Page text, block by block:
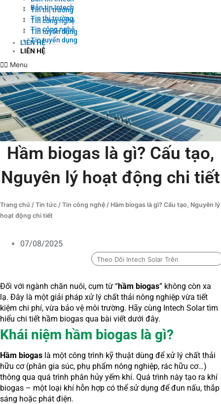
Bản tin Intech
Tin thị trường
Tin công nghệ
Tin tuyển dụng
LIÊN HỆ
Menu
Tin thị trường
Tin công nghệ
Tin tuyển dụng
LIÊN HỆ
Hầm biogas là gì? Cấu tạo,
Nguyên lý hoạt động chi tiết
Trang chủ / Tin tức / Tin công nghệ / Hầm biogas là gì? Cấu tạo, Nguyên lý
hoạt động chi tiết
07/08/2025
Theo Dõi Intech Solar Trên
Đối với ngành chăn nuôi, cụm từ “hầm biogas” không còn xa
lạ. Đây là một giải pháp xử lý chất thải nông nghiệp vừa tiết
kiệm chi phí, vừa bảo vệ môi trường. Hãy cùng Intech Solar tìm
hiểu chi tiết hầm biogas qua bài viết dưới đây.
Khái niệm hầm biogas là gì?
Hầm biogas là một công trình kỹ thuật dùng để xử lý chất thải
hữu cơ (phân gia súc, phụ phẩm nông nghiệp, rác hữu cơ…)
thông qua quá trình phân hủy yếm khí. Quá trình này tạo ra khí
biogas – một loại khí hỗn hợp có thể sử dụng để đun nấu, thắp
sáng hoặc phát điện.